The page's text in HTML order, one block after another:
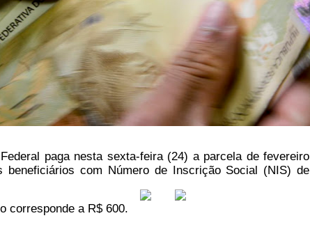
paga nesta sexta-feira (24) a parcela de fevereiro
beneficiários com Número de Inscrição Social (NIS) de
corresponde a R$ 600.